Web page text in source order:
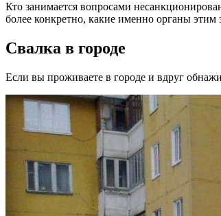
Кто занимается вопросами
более конкретно, какие именно органы
Свалка в городе
Если вы проживаете в городе и вдруг